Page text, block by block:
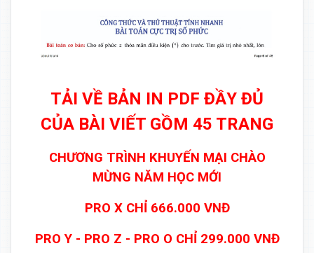
TẢI VỀ BẢN IN PDF ĐẦY ĐỦ
CỦA BÀI VIẾT GỒM 45 TRANG
CHƯƠNG TRÌNH KHUYẾN MẠI CHÀO
MỪNG NĂM HỌC MỚI
PRO X CHỈ 666.000 VNĐ
PRO Y - PRO Z - PRO O CHỈ 299.000 VNĐ